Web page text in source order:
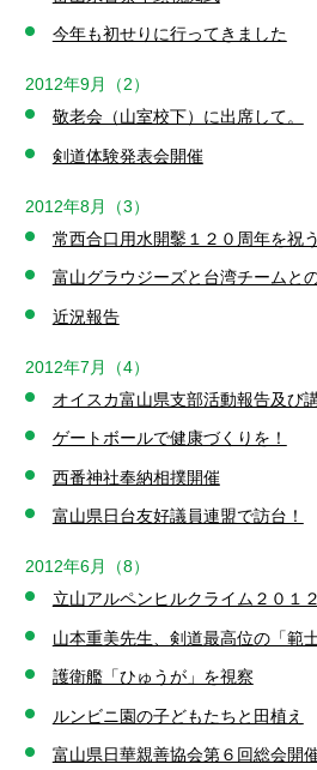
今年も初せりに行ってきました
2012年9月（2）
敬老会（山室校下）に出席して。
剣道体験発表会開催
2012年8月（3）
常西合口用水開鑿１２０周年を祝う
富山グラウジーズと台湾チームと
近況報告
2012年7月（4）
オイスカ富山県支部活動報告及び
ゲートボールで健康づくりを！
西番神社奉納相撲開催
富山県日台友好議員連盟で訪台！
2012年6月（8）
立山アルペンヒルクライム２０１２
山本重美先生、剣道最高位の「範
護衛艦「ひゅうが」を視察
ルンビニ園の子どもたちと田植え
富山県日華親善協会第６回総会開